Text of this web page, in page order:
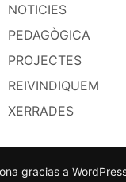
NOTICIES
PEDAGÒGICA
PROJECTES
REIVINDIQUEM
XERRADES
gracias a